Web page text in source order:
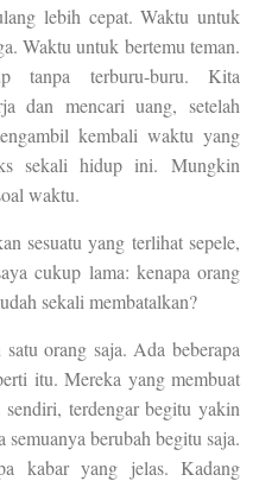
lebih cepat. Waktu untuk
Waktu untuk bertemu teman.
tanpa terburu-buru. Kita
dan mencari uang, setelah
kembali waktu yang
sekali hidup ini. Mungkin
waktu.
sesuatu yang terlihat sepele,
cukup lama: kenapa orang
sekali membatalkan?
orang saja. Ada beberapa
itu. Mereka yang membuat
terdengar begitu yakin
berubah begitu saja.
kabar yang jelas. Kadang